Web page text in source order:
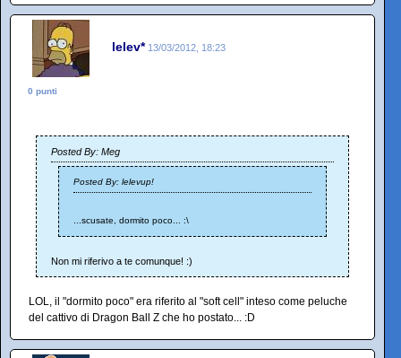
lelev* 13/03/2012, 18:23
0 punti
Posted By: Meg
Posted By: lelevup!
...scusate, dormito poco... :\
Non mi riferivo a te comunque! :)
LOL, il "dormito poco" era riferito al "soft cell" inteso come peluche
del cattivo di Dragon Ball Z che ho postato... :D